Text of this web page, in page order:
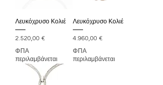
Λευκόχρυσο Κολιέ
Τιμή
2.520,00 €
ΦΠΑ
περιλαμβάνεται
Λευκόχρυσο Κολιέ
Τιμή
4.960,00 €
ΦΠΑ
περιλαμβάνεται